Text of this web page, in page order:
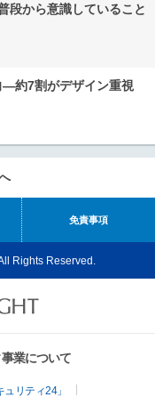
段から意識していること
―約7割がデザイン重視
免責事項
Rights Reserved.
業について
リティ24」